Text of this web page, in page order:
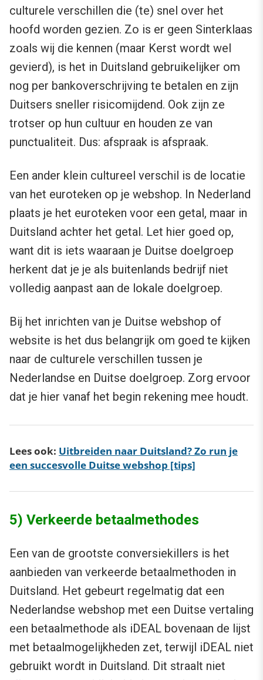
culturele verschillen die (te) snel over het
hoofd worden gezien. Zo is er geen Sinterklaas
zoals wij die kennen (maar Kerst wordt wel
gevierd), is het in Duitsland gebruikelijker om
nog per bankoverschrijving te betalen en zijn
Duitsers sneller risicomijdend. Ook zijn ze
trotser op hun cultuur en houden ze van
punctualiteit. Dus: afspraak is afspraak.
Een ander klein cultureel verschil is de locatie
van het euroteken op je webshop. In Nederland
plaats je het euroteken voor een getal, maar in
Duitsland achter het getal. Let hier goed op,
want dit is iets waaraan je Duitse doelgroep
herkent dat je je als buitenlands bedrijf niet
volledig aanpast aan de lokale doelgroep.
Bij het inrichten van je Duitse webshop of
website is het dus belangrijk om goed te kijken
naar de culturele verschillen tussen je
Nederlandse en Duitse doelgroep. Zorg ervoor
dat je hier vanaf het begin rekening mee houdt.
Lees ook: Uitbreiden naar Duitsland? Zo run je
een succesvolle Duitse webshop [tips]
5) Verkeerde betaalmethodes
Een van de grootste conversiekillers is het
aanbieden van verkeerde betaalmethoden in
Duitsland. Het gebeurt regelmatig dat een
Nederlandse webshop met een Duitse vertaling
een betaalmethode als iDEAL bovenaan de lijst
met betaalmogelijkheden zet, terwijl iDEAL niet
gebruikt wordt in Duitsland. Dit straalt niet